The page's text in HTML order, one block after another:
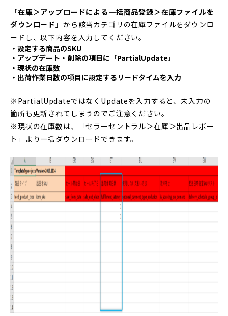
「在庫＞アップロードによる一括商品登録＞在庫ファイルを
ダウンロード」 から該当カテゴリの在庫ファイルをダウンロ
ードし、以下内容を入力してください。
・設定する商品のSKU
・アップデート・削除の項目に「PartialUpdate」
・現状の在庫数
・出荷作業日数の項目に設定するリードタイムを入力
※PartialUpdateではなくUpdateを入力すると、未入力の
箇所も更新されてしまうのでご注意ください。
※現状の在庫数は、「セラーセントラル＞在庫＞出品レポー
ト」より一括ダウンロードできます。